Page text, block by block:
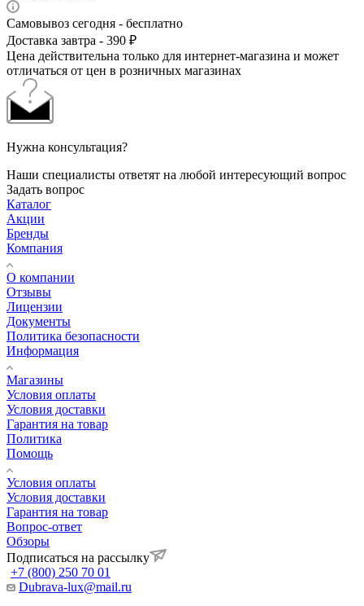
Самовывоз сегодня - бесплатно
Доставка завтра - 390 ₽
Цена действительна только для интернет-магазина и может
отличаться от цен в розничных магазинах
Нужна консультация?
Наши специалисты ответят на любой интересующий вопрос
Задать вопрос
Каталог
Акции
Бренды
Компания
О компании
Отзывы
Лицензии
Документы
Политика безопасности
Информация
Магазины
Условия оплаты
Условия доставки
Гарантия на товар
Политика
Помощь
Условия оплаты
Условия доставки
Гарантия на товар
Вопрос-ответ
Обзоры
Подписаться на рассылку
+7 (800) 250 70 01
Dubrava-lux@mail.ru